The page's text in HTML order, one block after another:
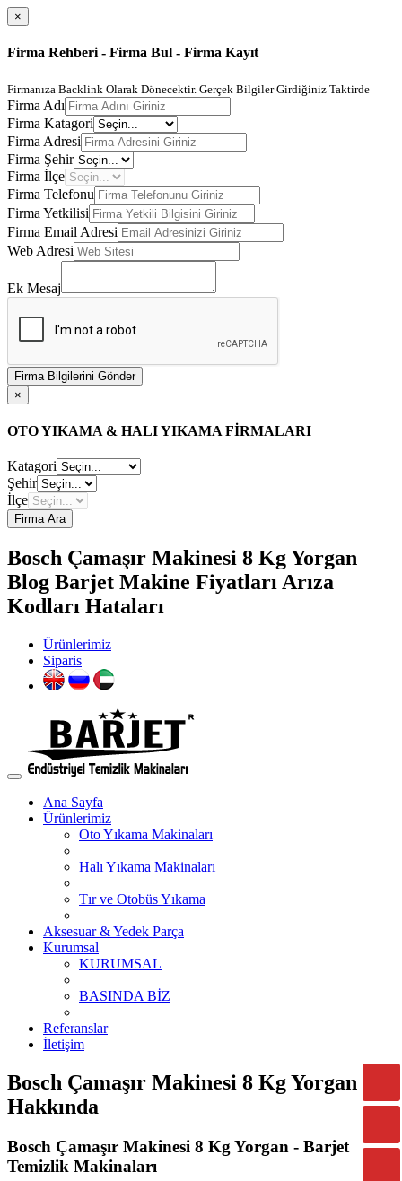
×
Firma Rehberi - Firma Bul - Firma Kayıt
Firmanıza Backlink Olarak Dönecektir. Gerçek Bilgiler Girdiğiniz Taktirde
Firma Adı
Firma Katagori
Firma Adresi
Firma Şehir
Firma İlçe
Firma Telefonu
Firma Yetkilisi
Firma Email Adresi
Web Adresi
Ek Mesaj
Firma Bilgilerini Gönder
×
OTO YIKAMA & HALI YIKAMA FİRMALARI
Katagori
Şehir
İlçe
Firma Ara
Bosch Çamaşır Makinesi 8 Kg Yorgan
Blog Barjet Makine Fiyatları Arıza
Kodları Hataları
Ürünlerimiz
Siparis
Ana Sayfa
Ürünlerimiz
Oto Yıkama Makinaları
Halı Yıkama Makinaları
Tır ve Otobüs Yıkama
Aksesuar & Yedek Parça
Kurumsal
KURUMSAL
BASINDA BİZ
Referanslar
İletişim
Bosch Çamaşır Makinesi 8 Kg Yorgan
Hakkında
Bosch Çamaşır Makinesi 8 Kg Yorgan - Barjet
Temizlik Makinaları